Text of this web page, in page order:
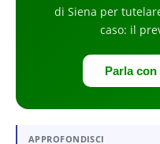
di Siena per
caso: il
Parla
APPROFONDISCI